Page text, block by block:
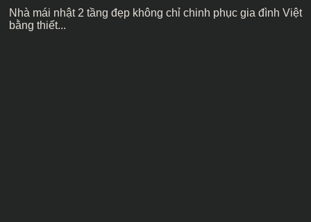
Nhà mái nhật 2 tầng đẹp không chỉ chinh phục gia đình Việt
bằng thiết...